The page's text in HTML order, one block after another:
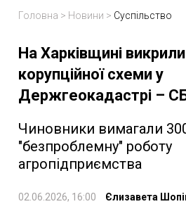
Головна > Новини > Суспільство
На Харківщині
корупційної схеми у
Держгеокадастрі –
Чиновники вимагали
"безпроблемну" роботу
агропідприємства
02.06.2026, 16:00 Єлизавета